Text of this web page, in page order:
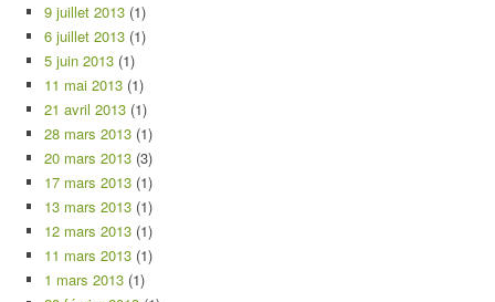
9 juillet 2013 (1)
6 juillet 2013 (1)
5 juin 2013 (1)
11 mai 2013 (1)
21 avril 2013 (1)
28 mars 2013 (1)
20 mars 2013 (3)
17 mars 2013 (1)
13 mars 2013 (1)
12 mars 2013 (1)
11 mars 2013 (1)
1 mars 2013 (1)